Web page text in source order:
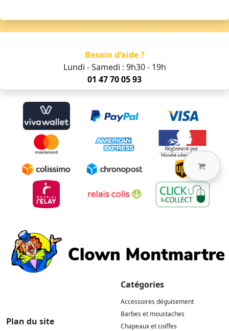
Besoin d'aide ?
Lundi - Samedi : 9h30 - 19h
01 47 70 05 93
Plan du site
Catégories
Accessoires déguisement
Barbes et moustaches
Chapeaux et coiffes